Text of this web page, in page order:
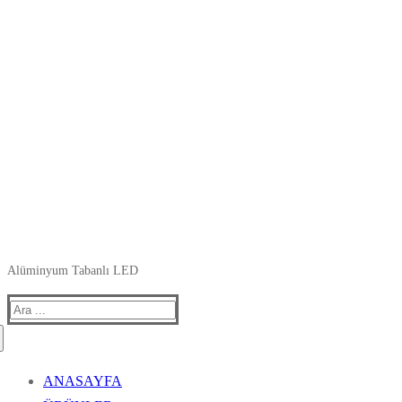
Alüminyum Tabanlı LED
Arama:
ANASAYFA